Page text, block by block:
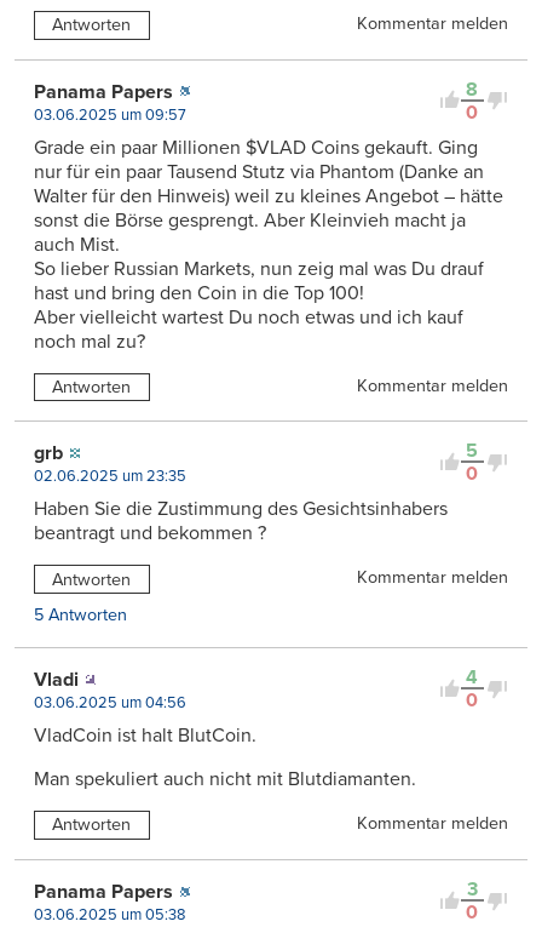
Antworten Kommentar melden
8
0
Panama Papers
03.06.2025 um 09:57
Grade ein paar Millionen $VLAD Coins gekauft. Ging
nur für ein paar Tausend Stutz via Phantom (Danke an
Walter für den Hinweis) weil zu kleines Angebot – hätte
sonst die Börse gesprengt. Aber Kleinvieh macht ja
auch Mist.
So lieber Russian Markets, nun zeig mal was Du drauf
hast und bring den Coin in die Top 100!
Aber vielleicht wartest Du noch etwas und ich kauf
noch mal zu?
Antworten Kommentar melden
5
0
grb
02.06.2025 um 23:35
Haben Sie die Zustimmung des Gesichtsinhabers
beantragt und bekommen ?
Antworten
Kommentar melden
5 Antworten
4
0
Vladi
03.06.2025 um 04:56
VladCoin ist halt BlutCoin.
Man spekuliert auch nicht mit Blutdiamanten.
Antworten Kommentar melden
3
0
Panama Papers
03.06.2025 um 05:38